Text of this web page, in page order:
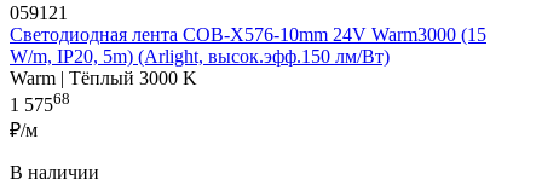
059121
Светодиодная лента COB-X576-10mm 24V Warm3000 (15
W/m, IP20, 5m) (Arlight, высок.эфф.150 лм/Вт)
Warm | Тёплый 3000 K
1 57568
₽/м
В наличии